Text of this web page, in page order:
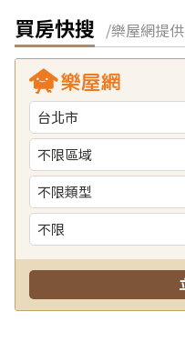
買房快搜 /樂屋網提供